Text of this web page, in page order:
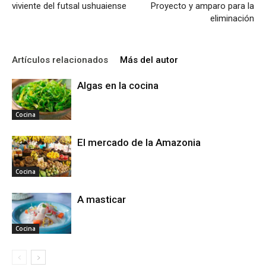
viviente del futsal ushuaiense
Proyecto y amparo para la
eliminación
Artículos relacionados Más del autor
Cocina
Algas en la cocina
Cocina
El mercado de la Amazonia
Cocina
A masticar